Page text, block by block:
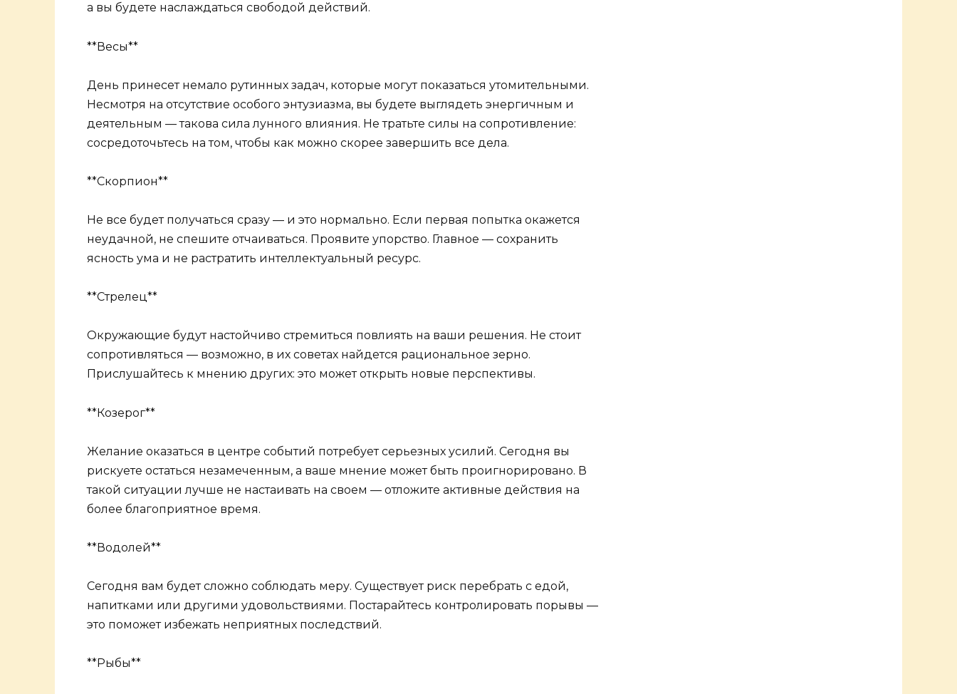
а вы будете наслаждаться свободой действий.
**Весы**
День принесет немало рутинных задач, которые могут показаться утомительными.
Несмотря на отсутствие особого энтузиазма, вы будете выглядеть энергичным и
деятельным — такова сила лунного влияния. Не тратьте силы на сопротивление:
сосредоточьтесь на том, чтобы как можно скорее завершить все дела.
**Скорпион**
Не все будет получаться сразу — и это нормально. Если первая попытка окажется
неудачной, не спешите отчаиваться. Проявите упорство. Главное — сохранить
ясность ума и не растратить интеллектуальный ресурс.
**Стрелец**
Окружающие будут настойчиво стремиться повлиять на ваши решения. Не стоит
сопротивляться — возможно, в их советах найдется рациональное зерно.
Прислушайтесь к мнению других: это может открыть новые перспективы.
**Козерог**
Желание оказаться в центре событий потребует серьезных усилий. Сегодня вы
рискуете остаться незамеченным, а ваше мнение может быть проигнорировано. В
такой ситуации лучше не настаивать на своем — отложите активные действия на
более благоприятное время.
**Водолей**
Сегодня вам будет сложно соблюдать меру. Существует риск перебрать с едой,
напитками или другими удовольствиями. Постарайтесь контролировать порывы —
это поможет избежать неприятных последствий.
**Рыбы**